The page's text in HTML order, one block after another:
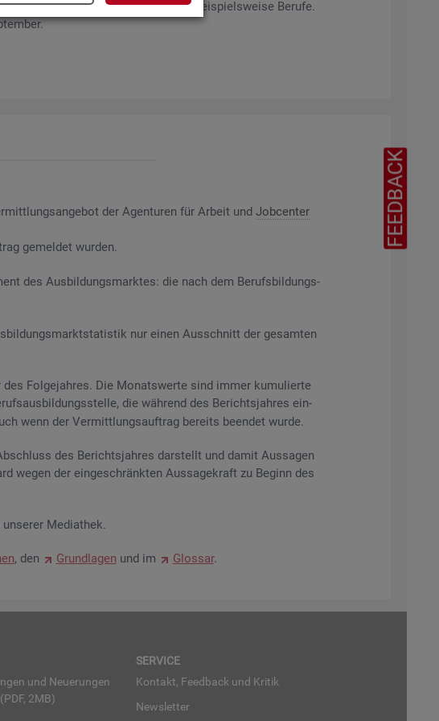
nach ge­frag­ten Merk­ma­len ab, bei­spiels­wei­se Be­ru­fe.
der Agen­tu­ren für Ar­beit und Job­cen­ter
ge­mel­det wur­den.
des Aus­bil­dungs­mark­tes: die nach dem Be­rufs­bil­dungs­
nur einen Aus­schnitt der ge­sam­ten
Fol­ge­jah­res. Die Mo­nats­wer­te sind immer ku­mu­lier­te
die wäh­rend des Be­richts­jah­res ein­
wenn der Ver­mitt­lungs­auf­trag be­reits be­en­det wurde.
des Be­richts­jah­res dar­stellt und damit Aus­sa­gen
wegen der ein­ge­schränk­ten Aus­sa­ge­kraft zu Be­ginn des
un­se­rer Me­dia­thek.
, den Grund­la­gen und im Glos­sar.
FEEDBACK
und Neue­run­gen
2MB)
SER­VICE
Kon­takt, Feed­back und Kri­tik
News­let­ter